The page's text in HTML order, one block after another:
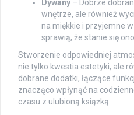
Dywany – Dobrze
wnętrze, ale również
na miękkie i przyjemne
sprawią, że stanie się
Stworzenie odpowiedniej
nie tylko kwestia estetyki, ale
dobrane dodatki, łączące
znacząco wpłynąć na
czasu z ulubioną książką.